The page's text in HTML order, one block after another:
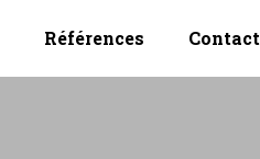
Références Contact